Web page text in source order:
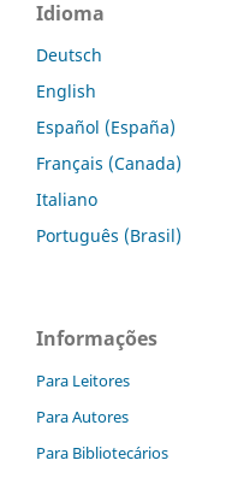
Idioma
Deutsch
English
Español (España)
Français (Canada)
Italiano
Português (Brasil)
Informações
Para Leitores
Para Autores
Para Bibliotecários